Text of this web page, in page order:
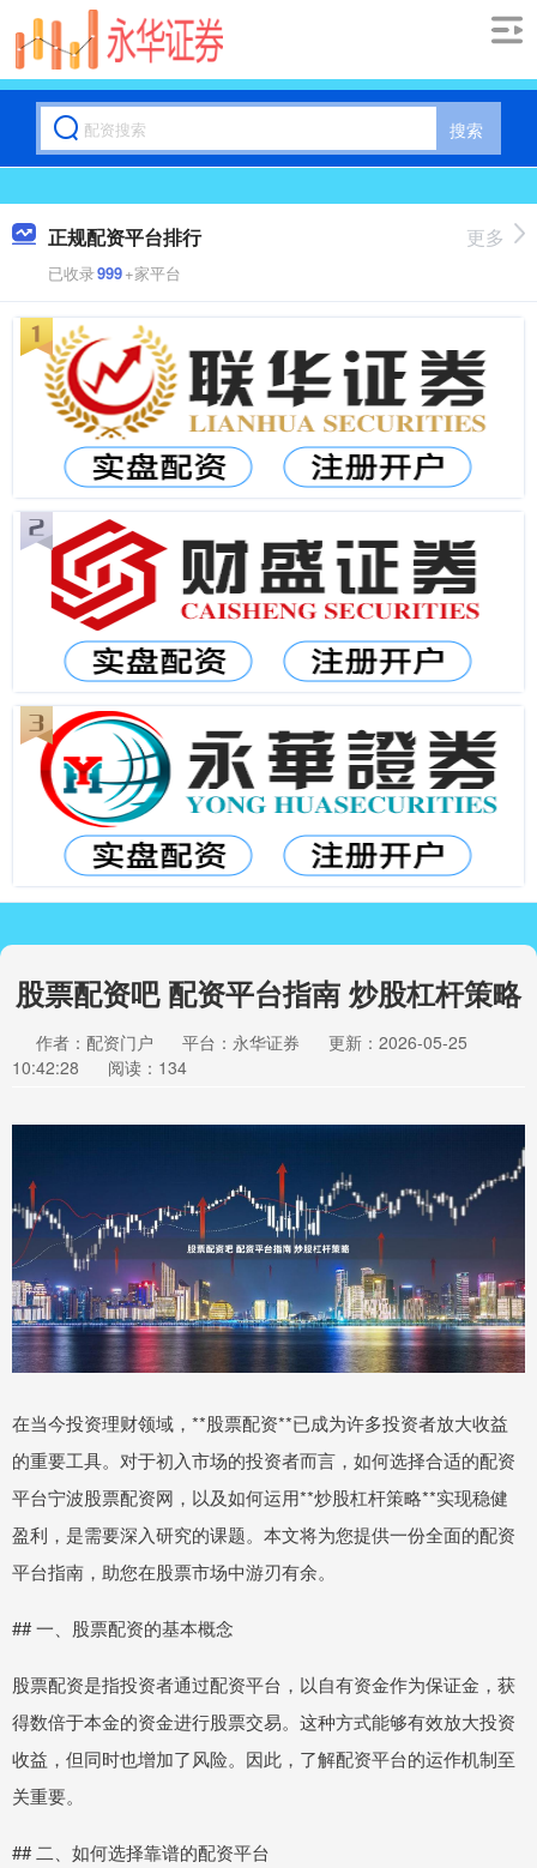
搜索
正规配资平台排行
已收录999+家平台
更多
股票配资吧 配资平台指南 炒股杠杆策略
作者：配资门户 平台：永华证券
更新：2026-05-25
10:42:28
阅读：134
在当今投资理财领域，**股票配资**已成为许多投资者放大收益
的重要工具。对于初入市场的投资者而言，如何选择合适的配资
平台宁波股票配资网，以及如何运用**炒股杠杆策略**实现稳健
盈利，是需要深入研究的课题。本文将为您提供一份全面的配资
平台指南，助您在股票市场中游刃有余。
## 一、股票配资的基本概念
股票配资是指投资者通过配资平台，以自有资金作为保证金，获
得数倍于本金的资金进行股票交易。这种方式能够有效放大投资
收益，但同时也增加了风险。因此，了解配资平台的运作机制至
关重要。
## 二、如何选择靠谱的配资平台